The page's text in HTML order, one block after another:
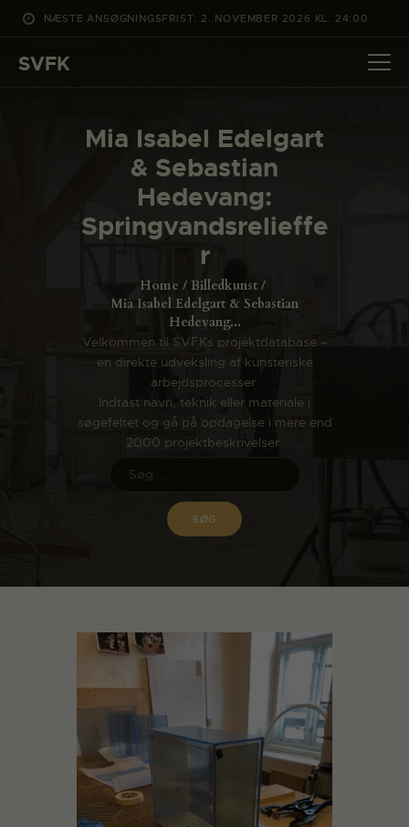
NÆSTE ANSØGNINGSFRIST: 2. NOVEMBER 2026 KL. 24:00
SVFK
Mia Isabel Edelgart
& Sebastian
Hedevang:
Springvandsrelieffe
r
Home
Billedkunst
Mia Isabel Edelgart & Sebastian
Hedevang...
Velkommen til SVFKs projektdatabase –
en direkte udveksling af kunsteriske
arbejdsprocesser.
Indtast navn, teknik eller materiale i
søgefeltet og gå på opdagelse i mere end
2000 projektbeskrivelser.
DET SKER
PROJEKTER
CHANNEL
ANSØG
OM SVFK